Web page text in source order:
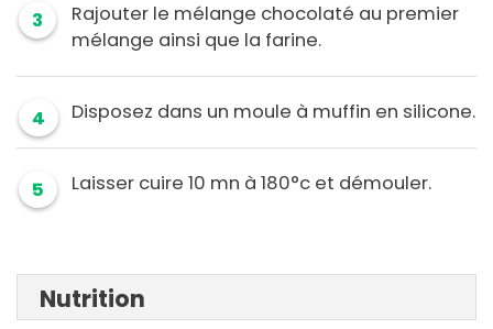
3
Rajouter le mélange chocolaté au premier
mélange ainsi que la farine.
4 Disposez dans un moule à muffin en silicone.
5 Laisser cuire 10 mn à 180°c et démouler.
Nutrition